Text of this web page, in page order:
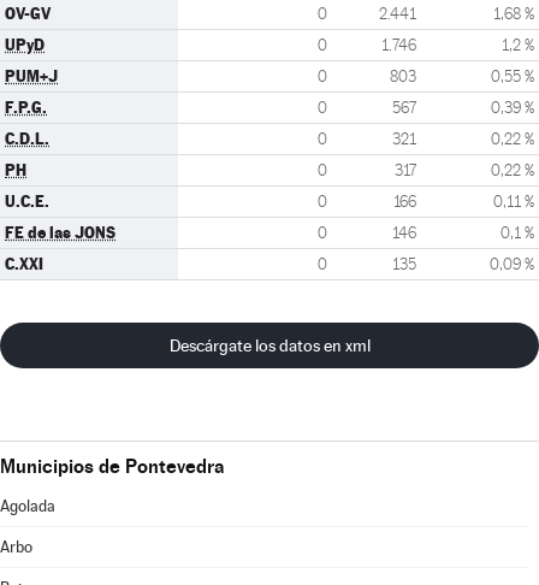
OV-GV 0 2.441 1,68 %
UPyD 0 1.746 1,2 %
PUM+J 0 803 0,55 %
F.P.G. 0 567 0,39 %
C.D.L. 0 321 0,22 %
PH 0 317 0,22 %
U.C.E. 0 166 0,11 %
FE de las JONS 0 146 0,1 %
C.XXI 0 135 0,09 %
Descárgate los datos en xml
Municipios de Pontevedra
Agolada
Arbo